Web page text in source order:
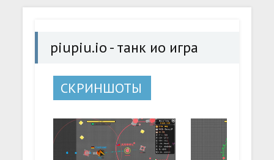
piupiu.io - танк ио игра (Много монет) на Андроид
piupiu.io - танк ио игра
СКРИНШОТЫ